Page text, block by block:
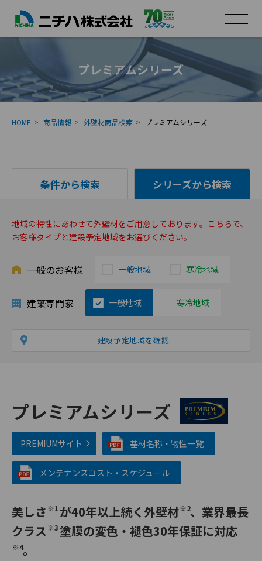
プレミアムシリーズ
HOME 商品情報 外壁材商品検索 プレミアムシリーズ
条件から検索 シリーズから検索
地域の特性にあわせて外壁材をご用意しております。こちらで、
お客様タイプと建設予定地域をお選びください。
一般のお客様 一般地域 寒冷地域
建築専門家 一般地域 寒冷地域
建設予定地域を確認
プレミアムシリーズ
PREMIUMサイト 基材名称・物性一覧
メンテナンスコスト・スケジュール
美しさ ※1 が40年以上続く外壁材※2、業界最長
クラス ※3 塗膜の変色・褪色30年保証に対応
※4。